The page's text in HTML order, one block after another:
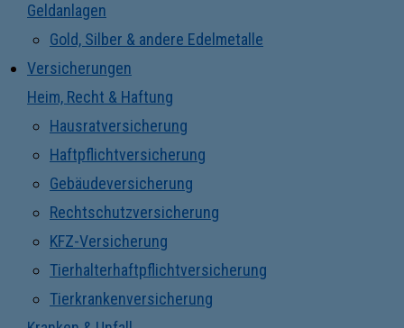
Geldanlagen
Gold, Silber & andere Edelmetalle
Versicherungen
Heim, Recht & Haftung
Hausratversicherung
Haftpflichtversicherung
Gebäudeversicherung
Rechtschutzversicherung
KFZ-Versicherung
Tierhalterhaftpflichtversicherung
Tierkrankenversicherung